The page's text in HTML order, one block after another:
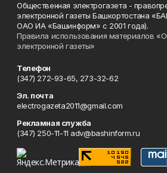
Общественная электрогазета -
электронной газеты Башкортостана
ОАО ИА «Башинформ» с 2001 года).
Правила использования материалов
электронной газеты»
Телефон
(347) 272-93-65, 273-32-62
Эл. почта
electrogazeta2011@gmail.com
Рекламная служба
(347) 250-11-11 adv@bashinform.ru